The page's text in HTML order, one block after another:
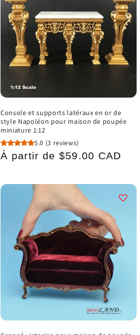
Console et supports latéraux en or de
style Napoléon pour maison de poupée
miniature 1:12
5.0 (3 reviews)
Prix
À partir de $59.00 CAD